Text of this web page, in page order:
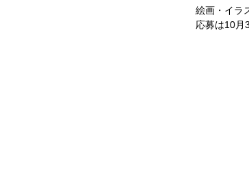
絵画・イラ
応募は10月